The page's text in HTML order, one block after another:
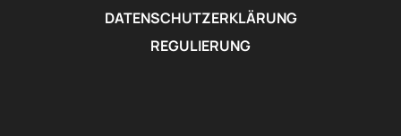
DATENSCHUTZERKLÄRUNG
REGULIERUNG